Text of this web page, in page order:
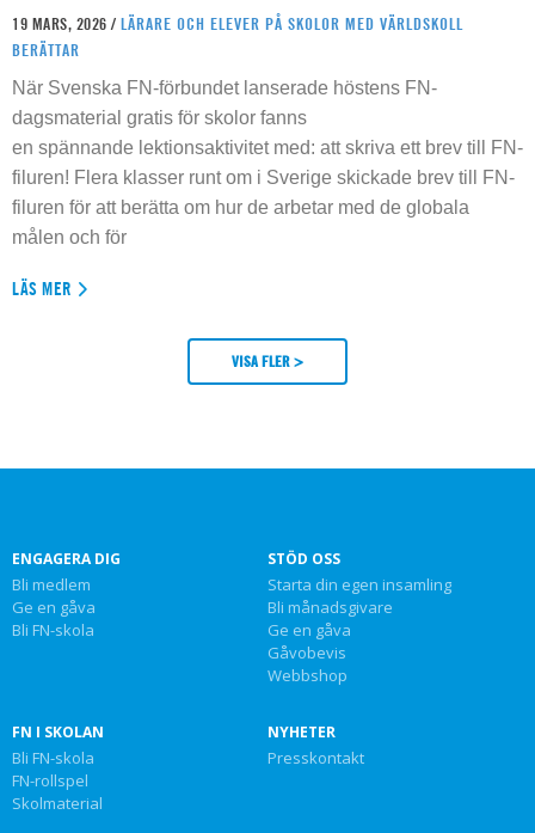
19 MARS, 2026 / LÄRARE OCH ELEVER PÅ SKOLOR MED VÄRLDSKOLL
BERÄTTAR
När Svenska FN-förbundet lanserade höstens FN-
dagsmaterial gratis för skolor fanns
en spännande lektionsaktivitet med: att skriva ett brev till FN-
filuren! Flera klasser runt om i Sverige skickade brev till FN-
filuren för att berätta om hur de arbetar med de globala
målen och för
LÄS MER
VISA FLER >
ENGAGERA DIG
Bli medlem
Ge en gåva
Bli FN-skola
STÖD OSS
Starta din egen insamling
Bli månadsgivare
Ge en gåva
Gåvobevis
Webbshop
FN I SKOLAN
Bli FN-skola
FN-rollspel
Skolmaterial
NYHETER
Presskontakt